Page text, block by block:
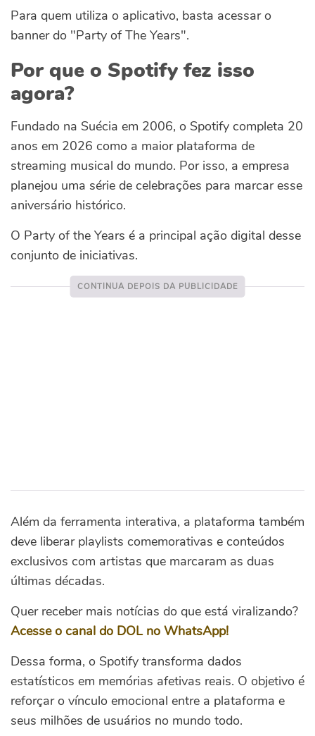
Para quem utiliza o aplicativo, basta acessar o
banner do "Party of The Years".
Por que o Spotify fez isso
agora?
Fundado na Suécia em 2006, o Spotify completa 20
anos em 2026 como a maior plataforma de
streaming musical do mundo. Por isso, a empresa
planejou uma série de celebrações para marcar esse
aniversário histórico.
O Party of the Years é a principal ação digital desse
conjunto de iniciativas.
Além da ferramenta interativa, a plataforma também
deve liberar playlists comemorativas e conteúdos
exclusivos com artistas que marcaram as duas
últimas décadas.
Quer receber mais notícias do que está viralizando?
Acesse o canal do DOL no WhatsApp!
Dessa forma, o Spotify transforma dados
estatísticos em memórias afetivas reais. O objetivo é
reforçar o vínculo emocional entre a plataforma e
seus milhões de usuários no mundo todo.